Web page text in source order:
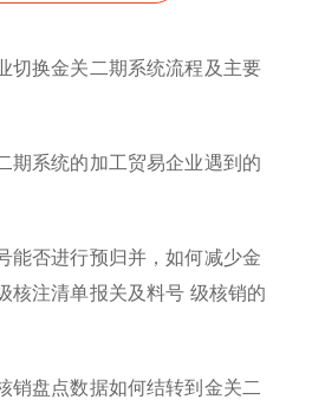
切换金关二期系统流程及主要
期系统的加工贸易企业遇到的
能否进行预归并，如何减少金
核注清单报关及料号 级核销的
销盘点数据如何结转到金关二